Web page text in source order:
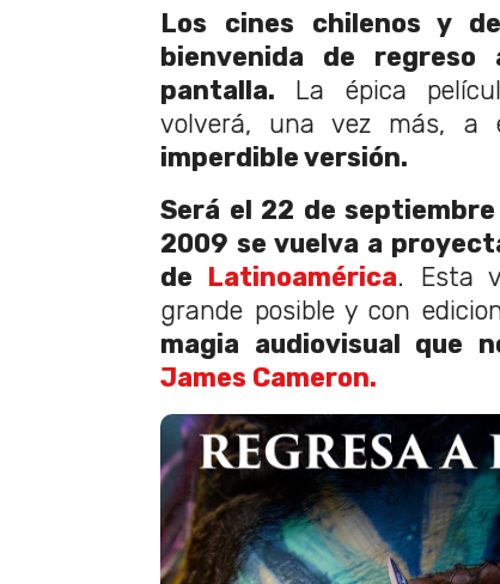
Los cines chilenos y
bienvenida de
pantalla. La épica
volverá, una vez más, a
imperdible versión.
Será el 22 de
2009 se vuelva a
de Latinoamérica. Esta
grande posible y con
magia audiovisual que
James Cameron.